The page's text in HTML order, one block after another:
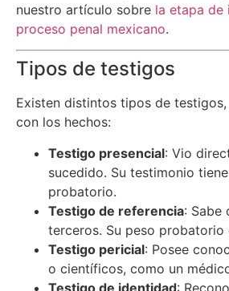
nuestro artículo sobre la etapa de
proceso penal mexicano.
Tipos de testigos
Existen distintos tipos de
con los hechos:
Testigo presencial: Vio
sucedido. Su testimonio
probatorio.
Testigo de referencia: Sabe
terceros. Su peso probatorio
Testigo pericial: Posee
o científicos, como un
Testigo de identidad: